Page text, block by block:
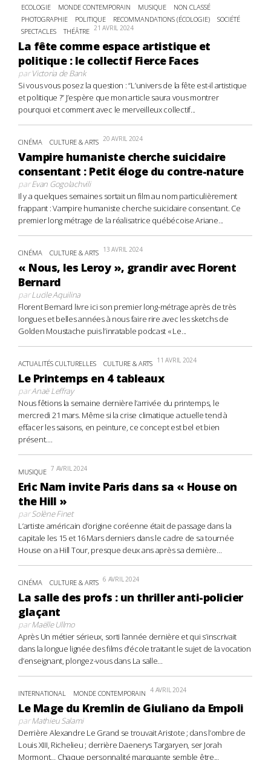
ECOLOGIE
MONDE CONTEMPORAIN MUSIQUE
NON CLASSÉ
PHOTOGRAPHIE
POLITIQUE RECOMMANDATIONS (ÉCOLOGIE)
SOCIÉTÉ
SPECTACLES
THÉÂTRE 21 AVRIL 2024
La fête comme espace artistique et
politique : le collectif Fierce Faces
parVictoria de Bank
Si vous vous posez la question : “L’univers de la fête est-il artistique
et politique ?” J’espère que mon article saura vous montrer
pourquoi et comment avec le merveilleux collectif...
CINÉMA CULTURE & ARTS 20 AVRIL 2024
Vampire humaniste cherche suicidaire
consentant : Petit éloge du contre-nature
parEvan Gogolachvili
Il y a quelques semaines sortait un film au nom particulièrement
frappant : Vampire humaniste cherche suicidaire consentant. Ce
premier long métrage de la réalisatrice québécoise Ariane...
CINÉMA CULTURE & ARTS 13 AVRIL 2024
« Nous, les Leroy », grandir avec Florent
Bernard
parLucile Aquilina
Florent Bernard livre ici son premier long-métrage après de très
longues et belles années à nous faire rire avec les sketchs de
Golden Moustache puis l’inratable podcast « Le...
ACTUALITÉS CULTURELLES CULTURE & ARTS 11 AVRIL 2024
Le Printemps en 4 tableaux
parAnaë Leffray
Nous fêtions la semaine dernière l’arrivée du printemps, le
mercredi 21 mars. Même si la crise climatique actuelle tend à
effacer les saisons, en peinture, ce concept est bel et bien
présent....
MUSIQUE 7 AVRIL 2024
Eric Nam invite Paris dans sa « House on
the Hill »
parSolène Finet
L’artiste américain d’origine coréenne était de passage dans la
capitale les 15 et 16 Mars derniers dans le cadre de sa tournée
House on a Hill Tour, presque deux ans après sa dernière...
CINÉMA CULTURE & ARTS 6 AVRIL 2024
La salle des profs : un thriller anti-policier
glaçant
parMaëlle Ullmo
Après Un métier sérieux, sorti l’année dernière et qui s’inscrivait
dans la longue lignée des films d’école traitant le sujet de la vocation
d’enseignant, plongez-vous dans La salle...
INTERNATIONAL MONDE CONTEMPORAIN 4 AVRIL 2024
Le Mage du Kremlin de Giuliano da Empoli
parMathieu Salami
Derrière Alexandre Le Grand se trouvait Aristote ; dans l’ombre de
Louis XIII, Richelieu ; derrière Daenerys Targaryen, ser Jorah
Mormont… Chaque personnalité marquante semble être...